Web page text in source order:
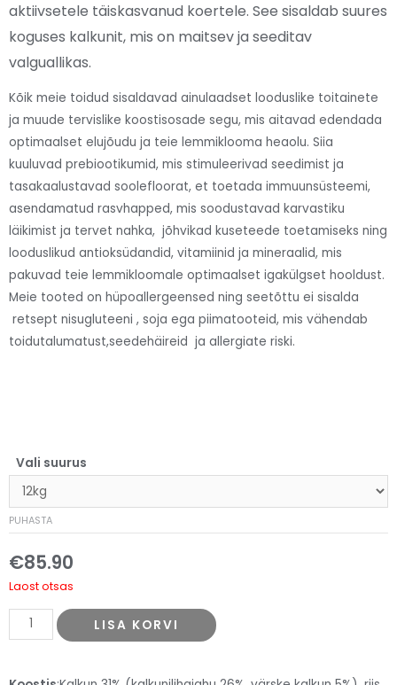
aktiivsetele täiskasvanud koertele. See sisaldab suures
koguses kalkunit, mis on maitsev ja seeditav
valguallikas.
Kõik meie toidud sisaldavad ainulaadset looduslike toitainete
ja muude tervislike koostisosade segu, mis aitavad edendada
optimaalset elujõudu ja teie lemmiklooma heaolu. Siia
kuuluvad prebiootikumid, mis stimuleerivad seedimist ja
tasakaalustavad soolefloorat, et toetada immuunsüsteemi,
asendamatud rasvhapped, mis soodustavad karvastiku
läikimist ja tervet nahka, jõhvikad kuseteede toetamiseks ning
looduslikud antioksüdandid, vitamiinid ja mineraalid, mis
pakuvad teie lemmikloomale optimaalset igakülgset hooldust.
Meie tooted on hüpoallergeensed ning seetõttu ei sisalda
retsept nisugluteeni , soja ega piimatooteid, mis vähendab
toidutalumatust,seedehäireid ja allergiate riski.
Vali suurus
PUHASTA
€85.90
Laost otsas
LISA KORVI